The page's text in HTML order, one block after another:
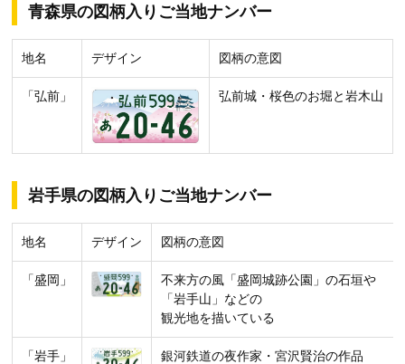
青森県の図柄入りご当地ナンバー
地名 デザイン 図柄の意図
「弘前」 弘前城・桜色のお堀と岩木山
岩手県の図柄入りご当地ナンバー
地名 デザイン 図柄の意図
「盛岡」
不来方の風「盛岡城跡公園」の石垣や
「岩手山」などの
観光地を描いている
「岩手」
銀河鉄道の夜作家・宮沢賢治の作品